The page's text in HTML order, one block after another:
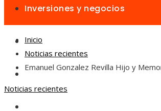
Inversiones y negocios
Responsabilidad social
Cultura y ocio
Inicio
Noticias recientes
Emanuel Gonzalez Revilla Hijo y
Noticias recientes